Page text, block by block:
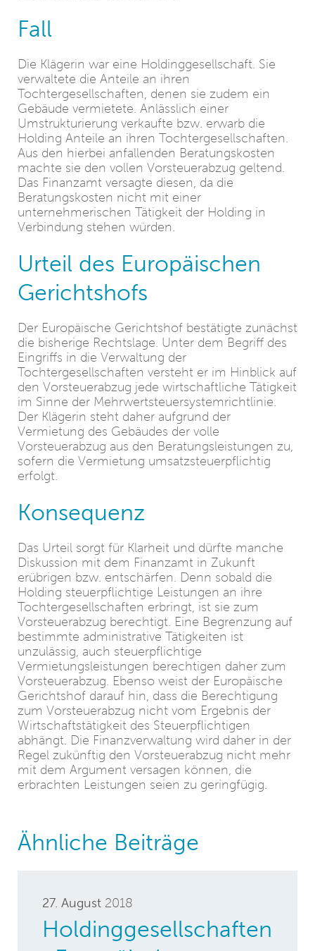
Fall
Die Klägerin war eine Holdinggesellschaft. Sie
verwaltete die Anteile an ihren
Tochtergesellschaften, denen sie zudem ein
Gebäude vermietete. Anlässlich einer
Umstrukturierung verkaufte bzw. erwarb die
Holding Anteile an ihren Tochtergesellschaften.
Aus den hierbei anfallenden Beratungskosten
machte sie den vollen Vorsteuerabzug geltend.
Das Finanzamt versagte diesen, da die
Beratungskosten nicht mit einer
unternehmerischen Tätigkeit der Holding in
Verbindung stehen würden.
Urteil des Europäischen
Gerichtshofs
Der Europäische Gerichtshof bestätigte zunächst
die bisherige Rechtslage. Unter dem Begriff des
Eingriffs in die Verwaltung der
Tochtergesellschaften versteht er im Hinblick auf
den Vorsteuerabzug jede wirtschaftliche Tätigkeit
im Sinne der Mehrwertsteuersystemrichtlinie.
Der Klägerin steht daher aufgrund der
Vermietung des Gebäudes der volle
Vorsteuerabzug aus den Beratungsleistungen zu,
sofern die Vermietung umsatzsteuerpflichtig
erfolgt.
Konsequenz
Das Urteil sorgt für Klarheit und dürfte manche
Diskussion mit dem Finanzamt in Zukunft
erübrigen bzw. entschärfen. Denn sobald die
Holding steuerpflichtige Leistungen an ihre
Tochtergesellschaften erbringt, ist sie zum
Vorsteuerabzug berechtigt. Eine Begrenzung auf
bestimmte administrative Tätigkeiten ist
unzulässig, auch steuerpflichtige
Vermietungsleistungen berechtigen daher zum
Vorsteuerabzug. Ebenso weist der Europäische
Gerichtshof darauf hin, dass die Berechtigung
zum Vorsteuerabzug nicht vom Ergebnis der
Wirtschaftstätigkeit des Steuerpflichtigen
abhängt. Die Finanzverwaltung wird daher in der
Regel zukünftig den Vorsteuerabzug nicht mehr
mit dem Argument versagen können, die
erbrachten Leistungen seien zu geringfügig.
Ähnliche Beiträge
27. August 2018
Holdinggesellschaften